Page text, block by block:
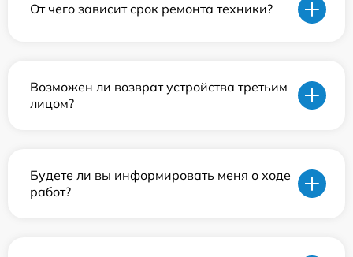
От чего зависит срок ремонта техники?
Возможен ли возврат устройства третьим
лицом?
Будете ли вы информировать меня о ходе
работ?